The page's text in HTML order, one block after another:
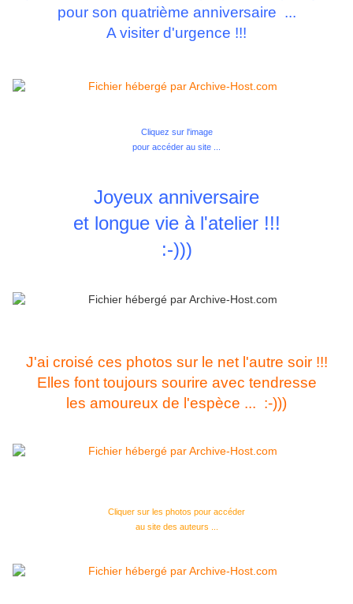
pour son quatrième anniversaire ...
A visiter d'urgence !!!
Cliquez sur l'image
pour accéder au site ...
Joyeux anniversaire
et longue vie à l'atelier !!!
:-)))
J'ai croisé ces photos sur le net l'autre soir !!!
Elles font toujours sourire avec tendresse
les amoureux de l'espèce ... :-)))
Cliquer sur les photos pour accéder
au site des auteurs ...